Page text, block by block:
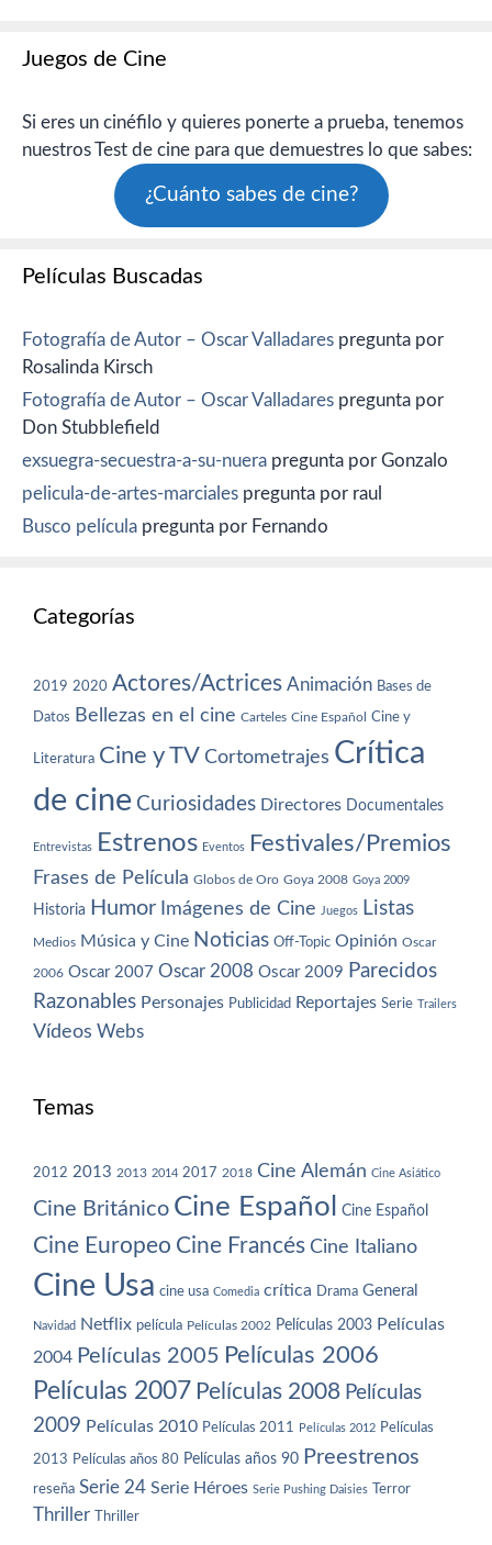
Juegos de Cine
Si eres un cinéfilo y quieres ponerte a prueba, tenemos
nuestros Test de cine para que demuestres lo que sabes:
¿Cuánto sabes de cine?
Películas Buscadas
Fotografía de Autor – Oscar Valladares pregunta por
Rosalinda Kirsch
Fotografía de Autor – Oscar Valladares pregunta por
Don Stubblefield
exsuegra-secuestra-a-su-nuera pregunta por Gonzalo
pelicula-de-artes-marciales pregunta por raul
Busco película pregunta por Fernando
Categorías
2019 2020 Actores/Actrices Animación Bases de
Datos Bellezas en el cine Carteles Cine Español Cine y
Literatura Cine y TV Cortometrajes Crítica
de cine Curiosidades Directores Documentales
Entrevistas Estrenos Eventos Festivales/Premios
Frases de Película Globos de Oro Goya 2008 Goya 2009
Historia Humor Imágenes de Cine Juegos Listas
Medios Música y Cine Noticias Off-Topic Opinión Oscar
2006 Oscar 2007 Oscar 2008 Oscar 2009 Parecidos
Razonables Personajes Publicidad Reportajes Serie Trailers
Vídeos Webs
Temas
2012 2013 2013 2014 2017 2018 Cine Alemán Cine Asiático
Cine Británico Cine Español Cine Español
Cine Europeo Cine Francés Cine Italiano
Cine Usa cine usa Comedia crítica Drama General
Navidad Netflix película Películas 2002 Películas 2003 Películas
2004 Películas 2005 Películas 2006
Películas 2007 Películas 2008 Películas
2009 Películas 2010 Películas 2011 Películas 2012 Películas
2013 Películas años 80 Películas años 90 Preestrenos
reseña Serie 24 Serie Héroes Serie Pushing Daisies Terror
Thriller Thriller